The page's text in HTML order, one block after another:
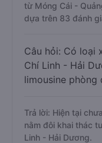
từ Móng Cái -
dựa trên 83 đánh
Câu hỏi: Có loại
Chí Linh - Hải
limousine phòng
Trả lời: Hiện tại
nằm đôi khai thác
Linh - Hải Dương.